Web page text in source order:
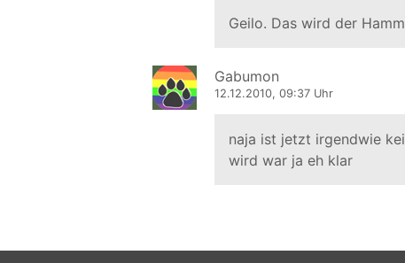
Geilo. Das wird der
Gabumon
12.12.2010, 09:37 Uhr
naja ist jetzt irgendwie
wird war ja eh klar